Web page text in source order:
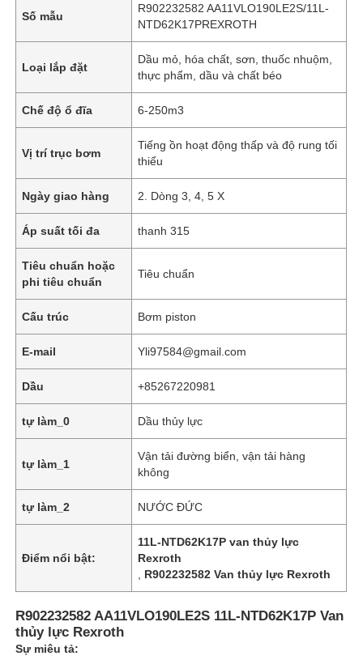
Nhà
Video
Về chúng tôi
Số mẫu
R902232582 AA11VLO190LE2S/11L-
NTD62K17PREXROTH
Loại lắp đặt
Dầu mỏ, hóa chất, sơn, thuốc nhuộm,
thực phẩm, dầu và chất béo
Chế độ ổ đĩa 6-250m3
Vị trí trục bơm
Tiếng ồn hoạt động thấp và độ rung tối
thiểu
Ngày giao hàng 2. Dòng 3, 4, 5 X
Áp suất tối đa thanh 315
Tiêu chuẩn hoặc
phi tiêu chuẩn
Tiêu chuẩn
Cấu trúc Bơm piston
E-mail Yli97584@gmail.com
Dầu +85267220981
tự làm_0 Dầu thủy lực
tự làm_1
Vận tải đường biển, vận tải hàng
không
tự làm_2 NƯỚC ĐỨC
Điểm nổi bật:
11L-NTD62K17P van thủy lực
Rexroth
R902232582 Van thủy lực Rexroth
R902232582 AA11VLO190LE2S 11L-NTD62K17P Van
thủy lực Rexroth
Sự miêu tả: